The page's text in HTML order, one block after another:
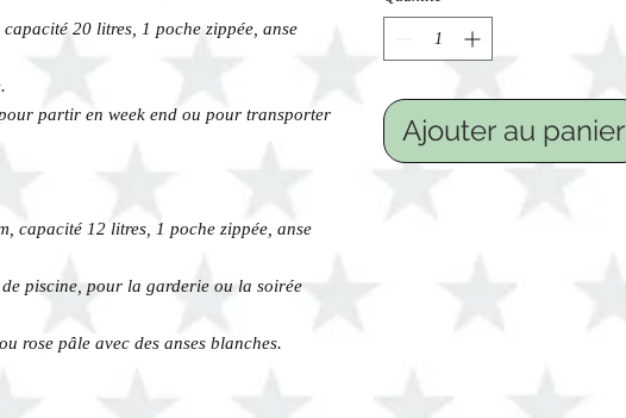
20 litres, 1 poche zippée, anse
partir en week end ou pour transporter
capacité 12 litres, 1 poche zippée, anse
piscine, pour la garderie ou la soirée
rose pâle avec des anses blanches.
Ajouter au panier